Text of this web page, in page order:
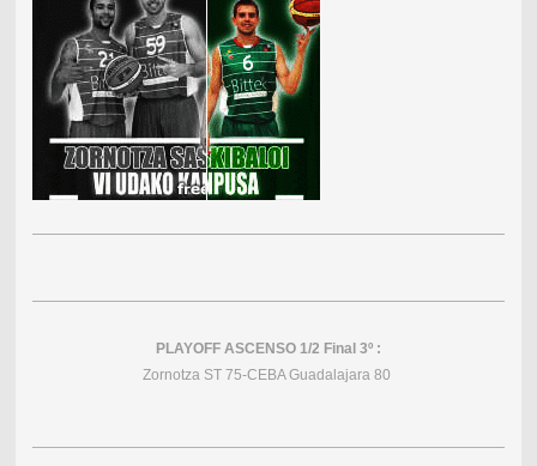
PLAYOFF ASCENSO 1/2 Final 3º :
Zornotza ST 75-CEBA Guadalajara 80